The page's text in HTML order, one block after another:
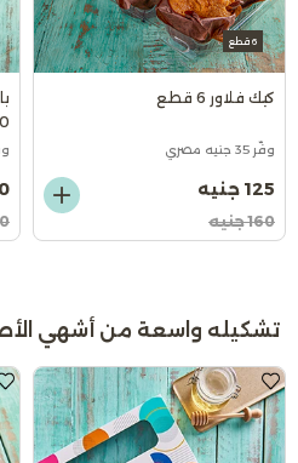
6 قطع
كيك فلاور 6 قطع
وفّر 35 جنيه مصري
125 جنيه
160 جنيه
وفّر
تشكيله واسعة من أشهي